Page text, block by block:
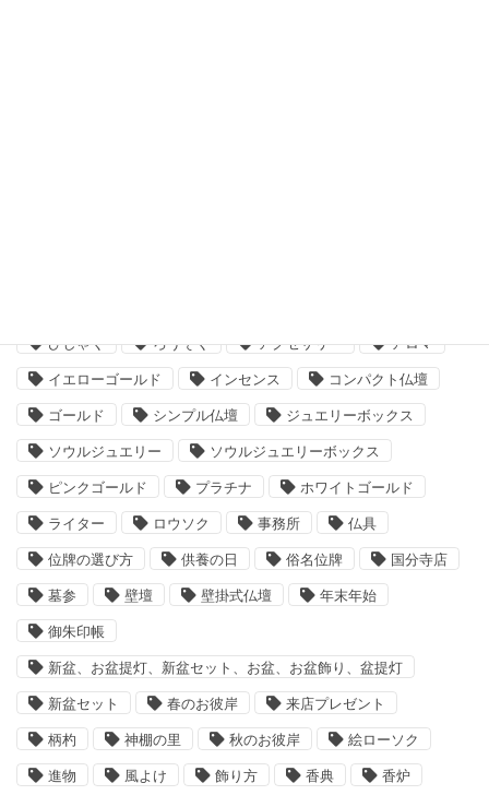
ひしゃく ろうそく アクセサリー アロマ
イエローゴールド インセンス コンパクト仏壇
ゴールド シンプル仏壇 ジュエリーボックス
ソウルジュエリー ソウルジュエリーボックス
ピンクゴールド プラチナ ホワイトゴールド
ライター ロウソク 事務所 仏具
位牌の選び方 供養の日 俗名位牌 国分寺店
墓参 壁壇 壁掛式仏壇 年末年始
御朱印帳
新盆、お盆提灯、新盆セット、お盆、お盆飾り、盆提灯
新盆セット 春のお彼岸 来店プレゼント
柄杓 神棚の里 秋のお彼岸 絵ローソク
進物 風よけ 飾り方 香典 香炉